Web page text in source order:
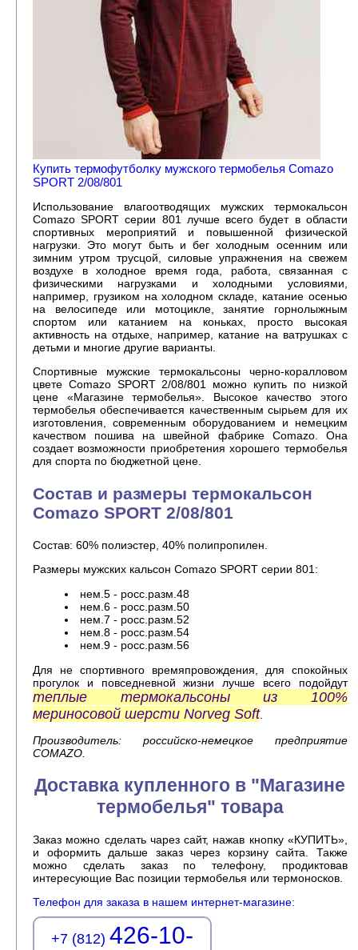
Купить термофутболку мужского термобелья Comazo
SPORT 2/08/801
Использование влагоотводящих мужских термокальсон
Comazo SPORT серии 801 лучше всего будет в области
спортивных мероприятий и повышенной физической
нагрузки. Это могут быть и бег холодным осенним или
зимним утром трусцой, силовые упражнения на свежем
воздухе в холодное время года, работа, связанная с
физическими нагрузками и холодными условиями,
например, грузиком на холодном складе, катание осенью
на велосипеде или мотоцикле, занятие горнолыжным
спортом или катанием на коньках, просто высокая
активность на отдыхе, например, катание на ватрушках с
детьми и многие другие варианты.
Спортивные мужские термокальсоны черно-коралловом
цвете Comazo SPORT 2/08/801 можно купить по низкой
цене «Магазине термобелья». Высокое качество этого
термобелья обеспечивается качественным сырьем для их
изготовления, современным оборудованием и немецким
качеством пошива на швейной фабрике Comazo. Она
создает возможности приобретения хорошего термобелья
для спорта по бюджетной цене.
Состав и размеры термокальсон
Comazo SPORT 2/08/801
Состав: 60% полиэстер, 40% полипропилен.
Размеры мужских кальсон Comazo SPORT серии 801:
нем.5 - росс.разм.48
нем.6 - росс.разм.50
нем.7 - росс.разм.52
нем.8 - росс.разм.54
нем.9 - росс.разм.56
Для не спортивного времяпровождения, для спокойных
прогулок и повседневной жизни лучше всего подойдут
теплые термокальсоны из 100%
мериносовой шерсти Norveg Soft.
Производитель: российско-немецкое предприятие
COMAZO.
Доставка купленного в "Магазине
термобелья" товара
Заказ можно сделать чарез сайт, нажав кнопку «КУПИТЬ»,
и оформить дальше заказ через корзину сайта. Также
можно сделать заказ по телефону, продиктовав
интересующие Вас позиции термобелья или термоносков.
Телефон для заказа в нашем интернет-магазине:
+7 (812) 426-10-